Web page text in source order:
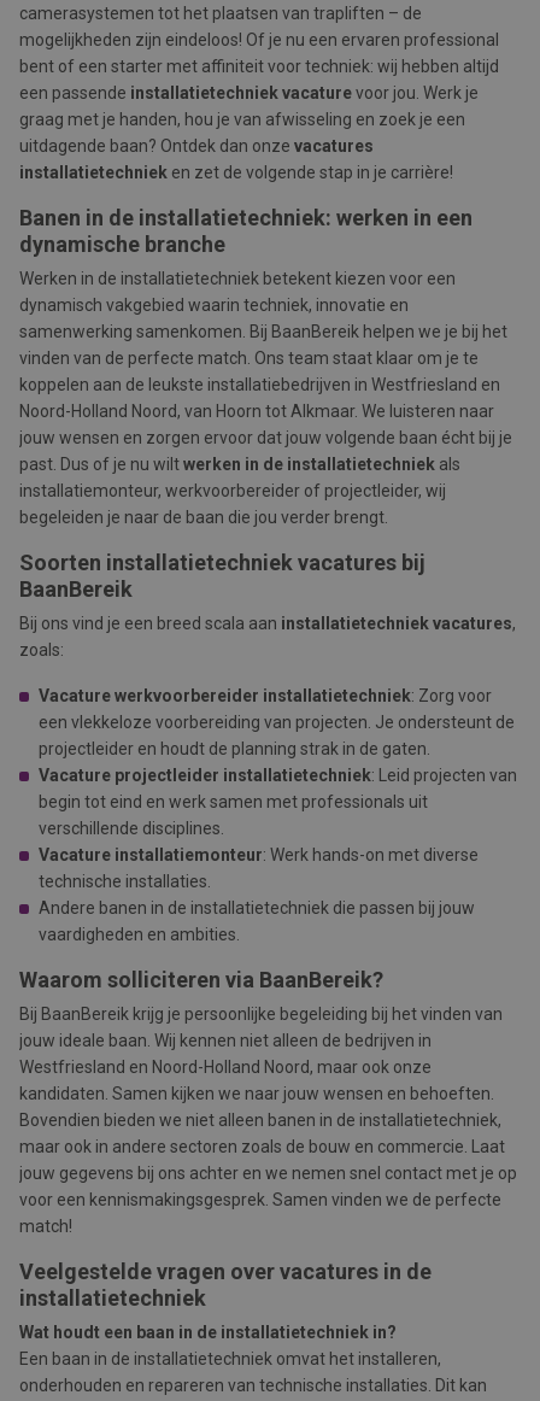
camerasystemen tot het plaatsen van trapliften – de
mogelijkheden zijn eindeloos! Of je nu een ervaren professional
bent of een starter met affiniteit voor techniek: wij hebben altijd
een passende installatietechniek vacaturevoor jou. Werk je
graag met je handen, hou je van afwisseling en zoek je een
uitdagende baan? Ontdek dan onze vacatures
installatietechniek en zet de volgende stap in je carrière!
Banen in de installatietechniek: werken in een
dynamische branche
Werken in de installatietechniek betekent kiezen voor een
dynamisch vakgebied waarin techniek, innovatie en
samenwerking samenkomen. Bij BaanBereik helpen we je bij het
vinden van de perfecte match. Ons team staat klaar om je te
koppelen aan de leukste installatiebedrijven in Westfriesland en
Noord-Holland Noord, van Hoorn tot Alkmaar. We luisteren naar
jouw wensen en zorgen ervoor dat jouw volgende baan écht bij je
past. Dus of je nu wiltwerken in de installatietechniek als
installatiemonteur, werkvoorbereider of projectleider, wij
begeleiden je naar de baan die jou verder brengt.
Soorten installatietechniek vacatures bij
BaanBereik
Bij ons vind je een breed scala aan installatietechniek vacatures,
zoals:
Vacature werkvoorbereider installatietechniek: Zorg voor
een vlekkeloze voorbereiding van projecten. Je ondersteunt de
projectleider en houdt de planning strak in de gaten.
Vacature projectleider installatietechniek: Leid projecten van
begin tot eind en werk samen met professionals uit
verschillende disciplines.
Vacature installatiemonteur: Werk hands-on met diverse
technische installaties.
Andere banen in de installatietechniek die passen bij jouw
vaardigheden en ambities.
Waarom solliciteren via BaanBereik?
Bij BaanBereik krijg je persoonlijke begeleiding bij het vinden van
jouw ideale baan. Wij kennen niet alleen de bedrijven in
Westfriesland en Noord-Holland Noord, maar ook onze
kandidaten. Samen kijken we naar jouw wensen en behoeften.
Bovendien bieden we niet alleen banen in de installatietechniek,
maar ook in andere sectoren zoals de bouw en commercie. Laat
jouw gegevens bij ons achter en we nemen snel contact met je op
voor een kennismakingsgesprek. Samen vinden we de perfecte
match!
Veelgestelde vragen over vacatures in de
installatietechniek
Wat houdt een baan in de installatietechniek in?
Een baan in de installatietechniek omvat het installeren,
onderhouden en repareren van technische installaties. Dit kan